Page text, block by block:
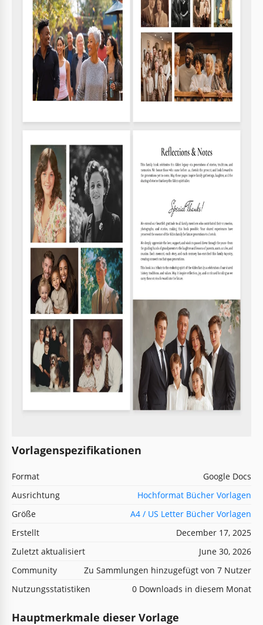
Vorlagenspezifikationen
Format
Google Docs
Ausrichtung
Hochformat Bücher Vorlagen
Größe
A4 / US Letter Bücher Vorlagen
Erstellt
December 17, 2025
Zuletzt aktualisiert
June 30, 2026
Community
Zu Sammlungen hinzugefügt von 7 Nutzer
Nutzungsstatistiken
0 Downloads in diesem Monat
Hauptmerkmale dieser Vorlage